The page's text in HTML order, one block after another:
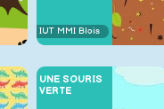
IUT MMI Blois
UNE SOURIS
VERTE